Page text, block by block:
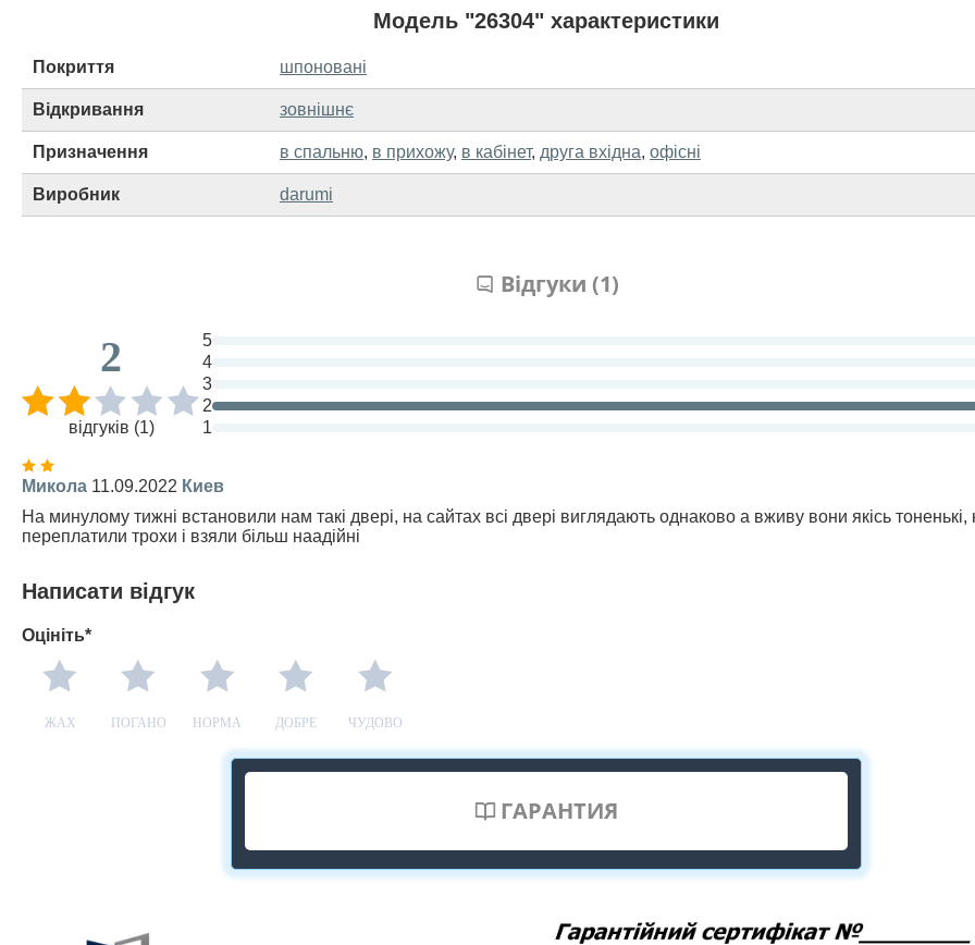
Модель "26304" характеристики
Покриття шпоновані
Відкривання зовнішнє
Призначення в спальню, в прихожу, в кабінет, друга вхідна, офісні
Виробник darumi
Відгуки (1)
2
відгуків (1)
5
4
3
2
1
Микола 11.09.2022 Киев
На минулому тижні встановили нам такі двері, на сайтах всі двері виглядають однаково а вживу вони якісь
переплатили трохи і взяли більш наадійні
Написати відгук
Оцініть*
ЖАХ ПОГАНО НОРМА ДОБРЕ ЧУДОВО
ГАРАНТИЯ